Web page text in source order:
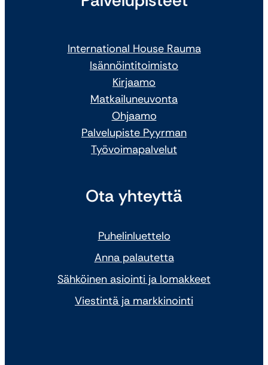
International House Rauma
Isännöintitoimisto
Kirjaamo
Matkailuneuvonta
Ohjaamo
Palvelupiste Pyyrman
Työvoimapalvelut
Ota yhteyttä
Puhelinluettelo
Anna palautetta
Sähköinen asiointi ja lomakkeet
Viestintä ja markkinointi